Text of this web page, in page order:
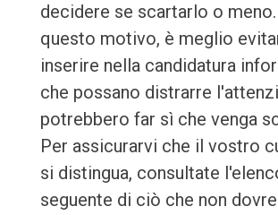
decidere se scartarlo o
questo motivo, è meglio
inserire nella candidatura
che possano distrarre
potrebbero far sì che venga
Per assicurarvi che il vostro
si distingua, consultate
seguente di ciò che non